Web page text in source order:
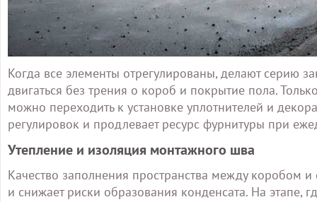
Когда все элементы отрегулированы, делают серию
двигаться без трения о короб и покрытие пола.
можно переходить к установке уплотнителей и
регулировок и продлевает ресурс фурнитуры при
Утепление и изоляция монтажного шва
Качество заполнения пространства между коробом
и снижает риски образования конденсата. На этапе,